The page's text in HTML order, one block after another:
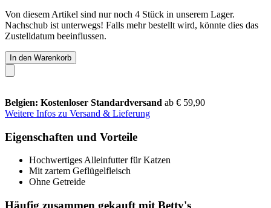
Von diesem Artikel sind nur noch 4 Stück in unserem Lager.
Nachschub ist unterwegs! Falls mehr bestellt wird, könnte dies das
Zustelldatum beeinflussen.
In den Warenkorb
Belgien: Kostenloser Standardversand ab € 59,90
Weitere Infos zu Versand & Lieferung
Eigenschaften und Vorteile
Hochwertiges Alleinfutter für Katzen
Mit zartem Geflügelfleisch
Ohne Getreide
Häufig zusammen gekauft mit Betty's